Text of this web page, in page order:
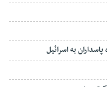
به اسرائیل